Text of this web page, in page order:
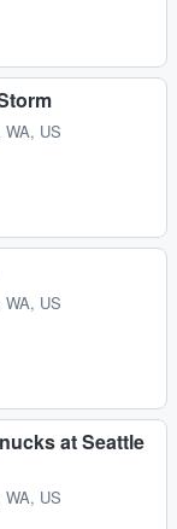
US
US
at Seattle
US